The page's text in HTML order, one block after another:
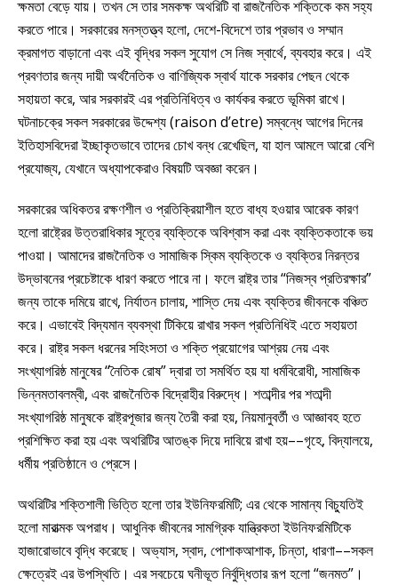
ক্ষমতা বেড়ে যায়। তখন সে তার সমকক্ষ অথরিটি বা রাজনৈতিক শক্তিকে কম সহ্য
করতে পারে। সরকারের মনস্তত্ত্ব হলো, দেশে-বিদেশে তার প্রভাব ও সম্মান
ক্রমাগত বাড়ানো এবং এই বৃদ্ধির সকল সুযোগ সে নিজ স্বার্থে, ব্যবহার করে। এই
প্রবণতার জন্য দায়ী অর্থনৈতিক ও বাণিজ্যিক স্বার্থ যাকে সরকার পেছন থেকে
সহায়তা করে, আর সরকারই এর প্রতিনিধিত্ব ও কার্যকর করতে ভূমিকা রাখে।
ঘটনাচক্রে সকল সরকারের উদ্দেশ্য (raison d’etre) সম্বন্ধে আগের দিনের
ইতিহাসবিদেরা ইচ্ছাকৃতভাবে তাদের চোখ বন্ধ রেখেছিল, যা হাল আমলে আরো বেশি
প্রযোজ্য, যেখানে অধ্যাপকেরাও বিষয়টি অবজ্ঞা করেন।
সরকারের অধিকতর রক্ষণশীল ও প্রতিক্রিয়াশীল হতে বাধ্য হওয়ার আরেক কারণ
হলো রাষ্ট্রের উত্তরাধিকার সূত্রে ব্যক্তিকে অবিশ্বাস করা এবং ব্যক্তিকতাকে ভয়
পাওয়া। আমাদের রাজনৈতিক ও সামাজিক স্কিম ব্যক্তিকে ও ব্যক্তির নিরন্তর
উদ্ভাবনের প্রচেষ্টাকে ধারণ করতে পারে না। ফলে রাষ্ট্র তার “নিজস্ব প্রতিরক্ষার”
জন্য তাকে দমিয়ে রাখে, নির্যাতন চালায়, শাস্তি দেয় এবং ব্যক্তির জীবনকে বঞ্চিত
করে। এভাবেই বিদ্যমান ব্যবস্থা টিকিয়ে রাখার সকল প্রতিনিধিই এতে সহায়তা
করে। রাষ্ট্র সকল ধরনের সহিংসতা ও শক্তি প্রয়োগের আশ্রয় নেয় এবং
সংখ্যাগরিষ্ঠ মানুষের “নৈতিক রোষ” দ্বারা তা সমর্থিত হয় যা ধর্মবিরোধী, সামাজিক
ভিন্নমতাবলম্বী, এবং রাজনৈতিক বিদ্রোহীর বিরুদ্ধে। শতাব্দীর পর শতাব্দী
সংখ্যাগরিষ্ঠ মানুষকে রাষ্ট্রপূজার জন্য তৈরী করা হয়, নিয়মানুবর্তী ও আজ্ঞাবহ হতে
প্রশিক্ষিত করা হয় এবং অথরিটির আতঙ্ক দিয়ে দাবিয়ে রাখা হয়––গৃহে, বিদ্যালয়ে,
ধর্মীয় প্রতিষ্ঠানে ও প্রেসে।
অথরিটির শক্তিশালী ভিত্তি হলো তার ইউনিফরমিটি; এর থেকে সামান্য বিচ্যুতিই
হলো মারাত্মক অপরাধ। আধুনিক জীবনের সামগ্রিক যান্ত্রিকতা ইউনিফরমিটিকে
হাজারোভাবে বৃদ্ধি করেছে। অভ্যাস, স্বাদ, পোশাকআশাক, চিন্তা, ধারণা––সকল
ক্ষেত্রেই এর উপস্থিতি। এর সবচেয়ে ঘনীভূত নির্বুদ্ধিতার রূপ হলো “জনমত”।